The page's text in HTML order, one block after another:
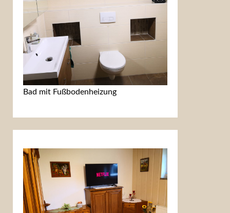
Bad mit Fußbodenheizung